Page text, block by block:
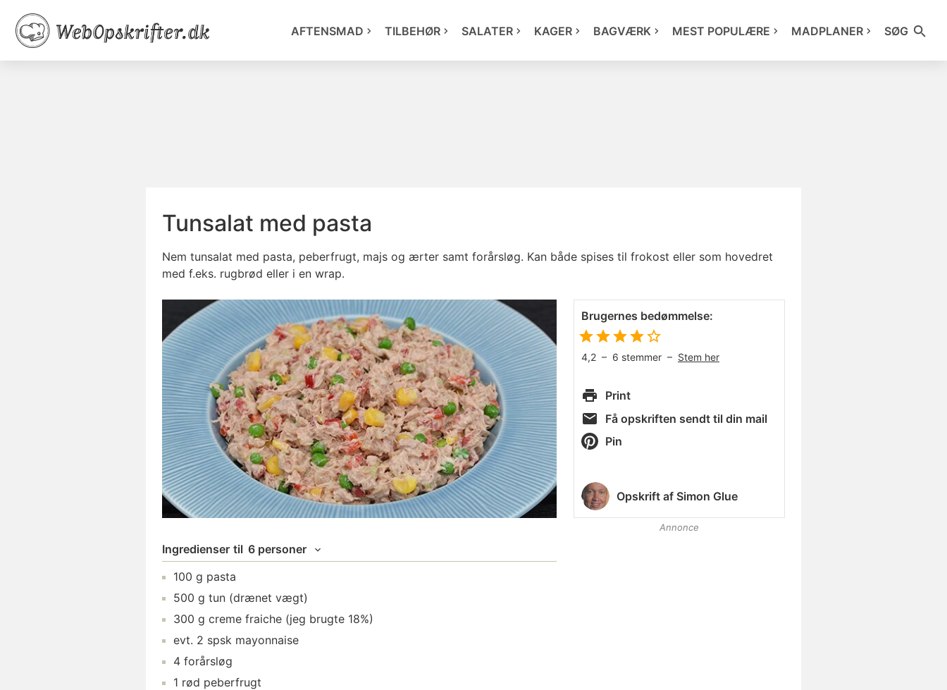
AFTENSMAD TILBEHØR SALATER KAGER BAGVÆRK MEST POPULÆRE MADPLANER SØG
Tunsalat med pasta
Nem tunsalat med pasta, peberfrugt, majs og ærter samt forårsløg. Kan både spises til frokost eller som hovedret
med f.eks. rugbrød eller i en wrap.
Ingredienser til 6 personer
100 g pasta
500 g tun (drænet vægt)
300 g creme fraiche (jeg brugte 18%)
evt. 2 spsk mayonnaise
4 forårsløg
1 rød peberfrugt
Brugernes bedømmelse:
4,2 – 6 stemmer – Stem her
Print
Få opskriften sendt til din mail
Pin
Opskrift af Simon Glue
Annonce